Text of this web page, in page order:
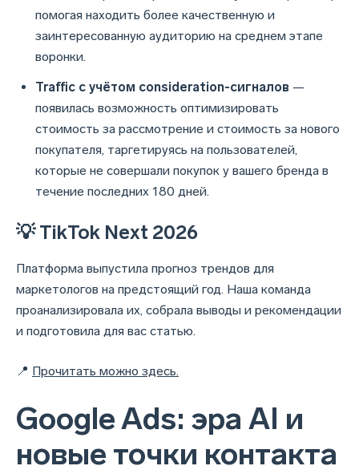
помогая находить более качественную и
заинтересованную аудиторию на среднем этапе
воронки.
Traffic с учётом consideration-сигналов —
появилась возможность оптимизировать
стоимость за рассмотрение и стоимость за нового
покупателя, таргетируясь на пользователей,
которые не совершали покупок у вашего бренда в
течение последних 180 дней.
💡 TikTok Next 2026
Платформа выпустила прогноз трендов для
маркетологов на предстоящий год. Наша команда
проанализировала их, собрала выводы и рекомендации
и подготовила для вас статью.
📍 Прочитать можно здесь.
Google Ads: эра AI и
новые точки контакта